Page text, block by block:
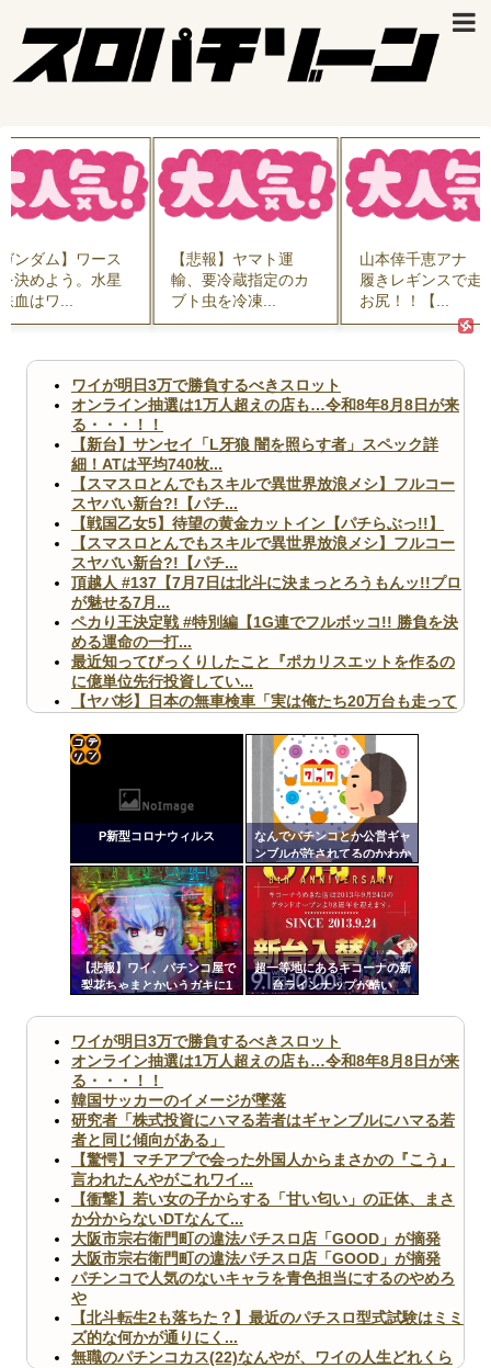
【悲報】ヤマト運
輸、要冷蔵指定のカ
ブト虫を冷凍...
山本倖千恵アナ 直
履きレギンスで走る
お尻！！【...
【悲
く、
ワイが明日3万で勝負するべきスロット
オンライン抽選は1万人超えの店も…令和8年8月8日が来
る・・・！！
【新台】サンセイ「L牙狼 闇を照らす者」スペック詳
細！ATは平均740枚...
【スマスロとんでもスキルで異世界放浪メシ】フルコー
スヤバい新台?!【パチ...
【戦国乙女5】待望の黄金カットイン【パチらぶっ!!】
【スマスロとんでもスキルで異世界放浪メシ】フルコー
スヤバい新台?!【パチ...
頂越人 #137【7月7日は北斗に決まっとろうもんッ!!プロ
が魅せる7月...
ペカり王決定戦 #特別編【1G連でフルボッコ!! 勝負を決
める運命の一打...
最近知ってびっくりしたこと『ポカリスエットを作るの
に億単位先行投資してい...
【ヤバ杉】日本の無車検車「実は俺たち20万台も走って
【閲覧注意】俺が近くにいると機械が壊れるんだけどさ
【画像】ペプシコーラ社、「こういうのでいいんだよ」
Powered by livedoor 相互RSS
P新型コロナウィルス
なんでパチンコとか公営ギャ
ンブルが許されてるのかわか
らん
【悲報】ワイ、パチンコ屋で
梨花ちゃまとかいうガキに1
超一等地にあるキコーナの新
台ラインナップが酷い
定リ
ンク
自動
更新
ツー
ワイが明日3万で勝負するべきスロット
オンライン抽選は1万人超えの店も…令和8年8月8日が来
る・・・！！
韓国サッカーのイメージが墜落
研究者「株式投資にハマる若者はギャンブルにハマる若
者と同じ傾向がある」
【驚愕】マチアプで会った外国人からまさかの『こう』
言われたんやがこれワイ...
【衝撃】若い女の子からする「甘い匂い」の正体、まさ
か分からないDTなんて...
大阪市宗右衛門町の違法パチスロ店「GOOD」が摘発
大阪市宗右衛門町の違法パチスロ店「GOOD」が摘発
パチンコで人気のないキャラを青色担当にするのやめろ
や
【北斗転生2も落ちた？】最近のパチスロ型式試験はミミ
ズ的な何かが通りにく...
無職のパチンコカス(22)なんやが、ワイの人生どれくら